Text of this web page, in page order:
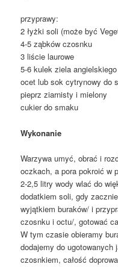
przyprawy:
2 łyżki soli (może być
4-5 ząbków czosnku
3 liście laurowe
5-6 kulek ziela angielskiego
ocet lub sok cytrynowy do
pieprz ziarnisty i mielony
cukier do smaku
Wykonanie
Warzywa umyć, obrać i
oczkach, a pora pokroić w
2-2,5 litry wody wlać do
dodatkiem soli, gdy
wyjątkiem buraków/ i
czosnku i octu/, gotować
W tym czasie obieramy
dodajemy do ugotowanych
czosnkiem, całość